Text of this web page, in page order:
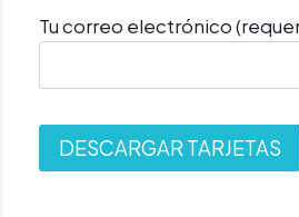
Tu correo electrónico